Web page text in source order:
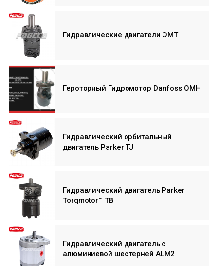
Гидравлические двигатели ОМТ
Героторный Гидромотор Danfoss OMH
Гидравлический орбитальный
двигатель Parker TJ
Гидравлический двигатель Parker
Torqmotor™ TB
Гидравлический двигатель с
алюминиевой шестерней ALM2